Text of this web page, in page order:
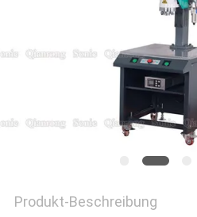
Produkt-Beschreibung